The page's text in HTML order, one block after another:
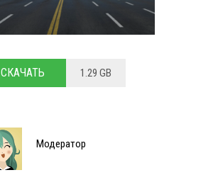
СКАЧАТЬ 1.29 GB
Модератор